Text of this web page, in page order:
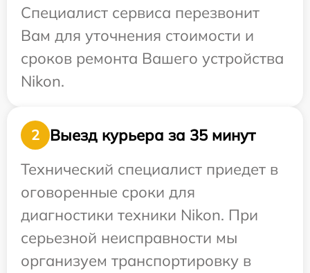
Специалист сервиса перезвонит
Вам для уточнения стоимости и
сроков ремонта Вашего устройства
Nikon.
2
Выезд курьера за 35 минут
Технический специалист приедет в
оговоренные сроки для
диагностики техники Nikon. При
серьезной неисправности мы
организуем транспортировку в